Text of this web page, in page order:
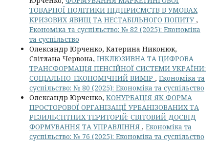
ТОВАРНОЇ ПОЛІТИКИ ПІДПРИЄМСТВ В УМОВАХ
КРИЗОВИХ ЯВИЩ ТА НЕСТАБІЛЬНОГО ПОПИТУ ,
Економіка та суспільство: № 82 (2025): Економіка
та суспільство
Олександр Юрченко, Катерина Никонюк,
Світлана Червона, ІНКЛЮЗИВНА ТА ЦИФРОВА
ТРАНСФОРМАЦІЯ ПЕНСІЙНОЇ СИСТЕМИ УКРАЇНИ:
СОЦІАЛЬНО-ЕКОНОМІЧНИЙ ВИМІР , Економіка та
суспільство: № 80 (2025): Економіка та суспільство
Олександр Юрченко, КОНУРБАЦІЯ ЯК ФОРМА
ПРОСТОРОВОЇ ОРГАНІЗАЦІЇ УРБАНІЗОВАНИХ ТА
РЕЗИЛЬЄНТНИХ ТЕРИТОРІЙ: СВІТОВИЙ ДОСВІД
ФОРМУВАННЯ ТА УПРАВЛІННЯ , Економіка та
суспільство: № 76 (2025): Економіка та суспільство